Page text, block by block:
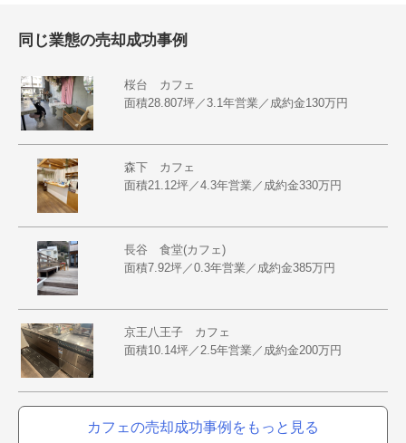
同じ業態の売却成功事例
桜台 カフェ
面積28.807坪／3.1年営業／成約金130万円
森下 カフェ
面積21.12坪／4.3年営業／成約金330万円
長谷 食堂(カフェ)
面積7.92坪／0.3年営業／成約金385万円
京王八王子 カフェ
面積10.14坪／2.5年営業／成約金200万円
カフェの売却成功事例をもっと見る